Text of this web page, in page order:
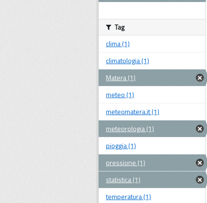
Tag
clima (1)
climatologia (1)
Matera (1)
meteo (1)
meteomatera.it (1)
meteorologia (1)
pioggia (1)
pressione (1)
statistica (1)
temperatura (1)